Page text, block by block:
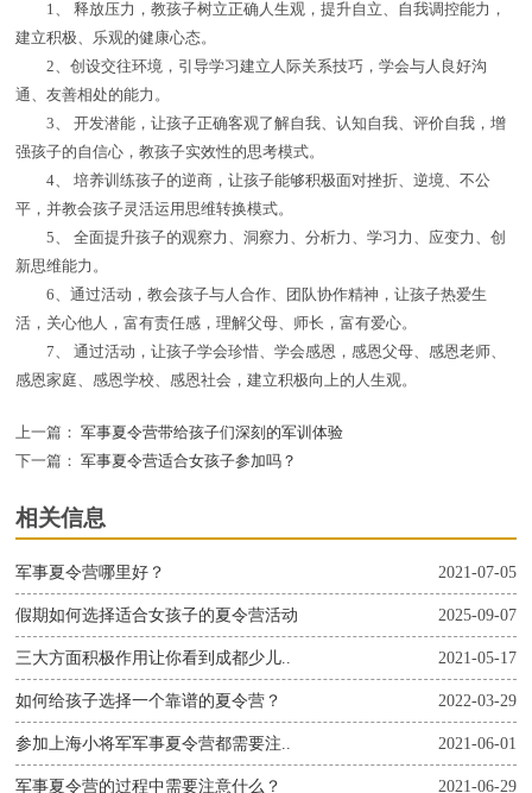
1、 释放压力，教孩子树立正确人生观，提升自立、自我调控能力，
建立积极、乐观的健康心态。
2、创设交往环境，引导学习建立人际关系技巧，学会与人良好沟
通、友善相处的能力。
3、 开发潜能，让孩子正确客观了解自我、认知自我、评价自我，增
强孩子的自信心，教孩子实效性的思考模式。
4、 培养训练孩子的逆商，让孩子能够积极面对挫折、逆境、不公
平，并教会孩子灵活运用思维转换模式。
5、 全面提升孩子的观察力、洞察力、分析力、学习力、应变力、创
新思维能力。
6、通过活动，教会孩子与人合作、团队协作精神，让孩子热爱生
活，关心他人，富有责任感，理解父母、师长，富有爱心。
7、 通过活动，让孩子学会珍惜、学会感恩，感恩父母、感恩老师、
感恩家庭、感恩学校、感恩社会，建立积极向上的人生观。
上一篇： 军事夏令营带给孩子们深刻的军训体验
下一篇： 军事夏令营适合女孩子参加吗？
相关信息
2021-07-05
军事夏令营哪里好？
2025-09-07
假期如何选择适合女孩子的夏令营活动
2021-05-17
三大方面积极作用让你看到成都少儿..
2022-03-29
如何给孩子选择一个靠谱的夏令营？
2021-06-01
参加上海小将军军事夏令营都需要注..
2021-06-29
军事夏令营的过程中需要注意什么？